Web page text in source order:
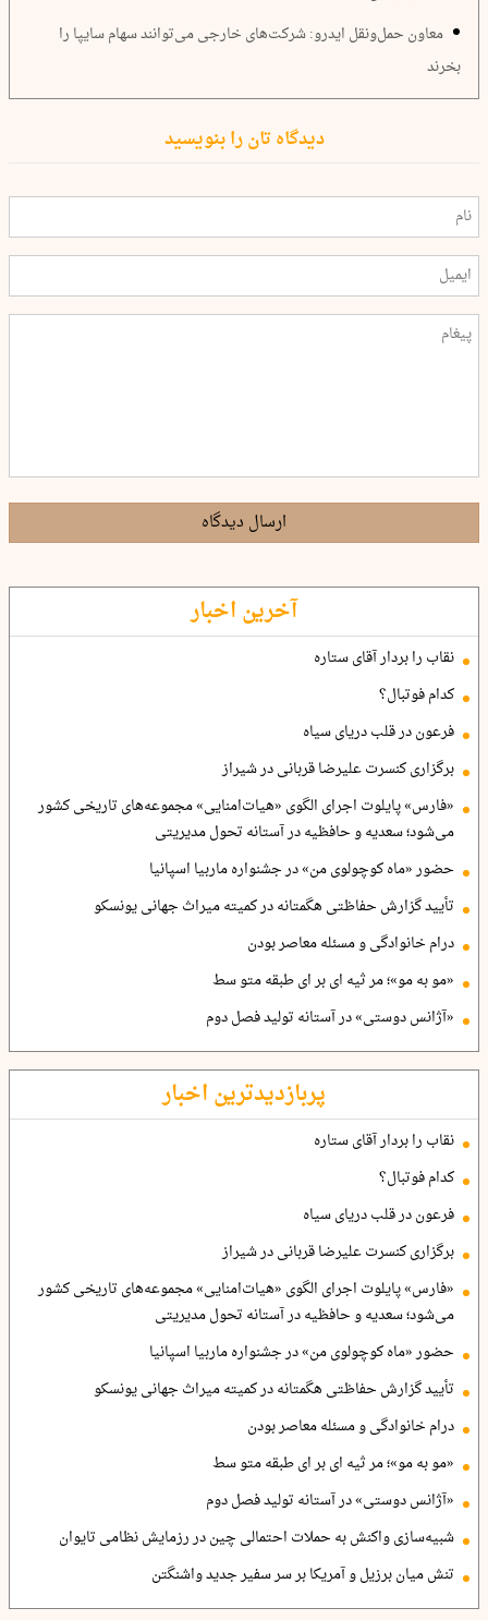
معاون حمل‌ونقل ایدرو: شرکت‌های خارجی می‌توانند سهام سایپا را
بخرند
دیدگاه تان را بنویسید
ارسال دیدگاه
آخرین اخبار
نقاب را بردار آقای ستاره
کدام فوتبال؟
فرعون در قلب دریای سیاه
برگزاری کنسرت علیرضا قربانی در شیراز
«فارس» پایلوت اجرای الگوی «هیات‌امنایی» مجموعه‌های تاریخی کشور
می‌شود؛ سعدیه و حافظیه در آستانه تحول مدیریتی
حضور «ماه کوچولوی من» در جشنواره ماربیا اسپانیا
تأیید گزارش حفاظتی هگمتانه در کمیته میراث جهانی یونسکو
درام خانوادگی و مسئله معاصر بودن
«مو به مو»؛ مر ثیه ای بر ای طبقه متو سط
«آژانس دوستی» در آستانه تولید فصل دوم
پربازدیدترین اخبار
نقاب را بردار آقای ستاره
کدام فوتبال؟
فرعون در قلب دریای سیاه
برگزاری کنسرت علیرضا قربانی در شیراز
«فارس» پایلوت اجرای الگوی «هیات‌امنایی» مجموعه‌های تاریخی کشور
می‌شود؛ سعدیه و حافظیه در آستانه تحول مدیریتی
حضور «ماه کوچولوی من» در جشنواره ماربیا اسپانیا
تأیید گزارش حفاظتی هگمتانه در کمیته میراث جهانی یونسکو
درام خانوادگی و مسئله معاصر بودن
«مو به مو»؛ مر ثیه ای بر ای طبقه متو سط
«آژانس دوستی» در آستانه تولید فصل دوم
شبیه‌سازی واکنش به حملات احتمالی چین در رزمایش نظامی تایوان
تنش میان برزیل و آمریکا بر سر سفیر جدید واشنگتن